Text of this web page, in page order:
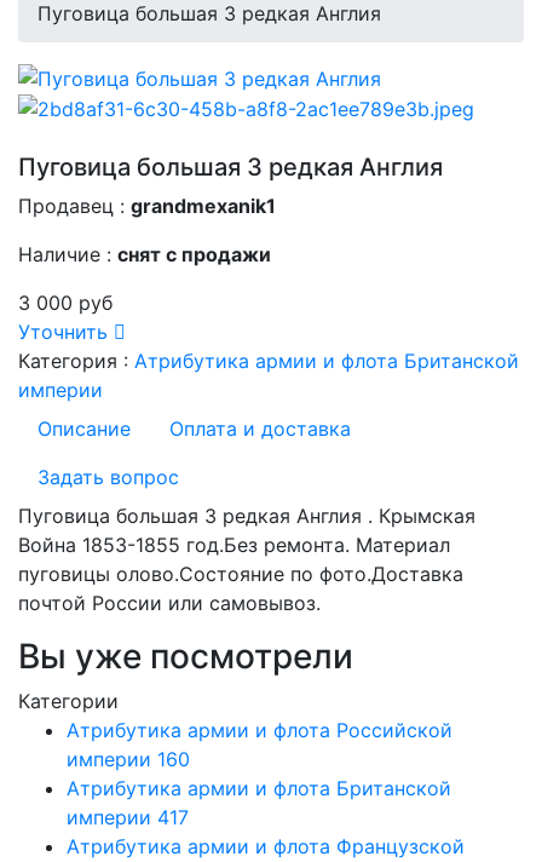
Пуговица большая 3 редкая Англия
Пуговица большая 3 редкая Англия
Продавец : grandmexanik1
Наличие : снят с продажи
3 000 руб
Уточнить
Категория : Атрибутика армии и флота Британской
империи
Описание
Оплата и доставка
Задать вопрос
Пуговица большая 3 редкая Англия . Крымская
Война 1853-1855 год.Без ремонта. Материал
пуговицы олово.Состояние по фото.Доставка
почтой России или самовывоз.
Вы уже посмотрели
Категории
Атрибутика армии и флота Российской
империи 160
Атрибутика армии и флота Британской
империи 417
Атрибутика армии и флота Французской